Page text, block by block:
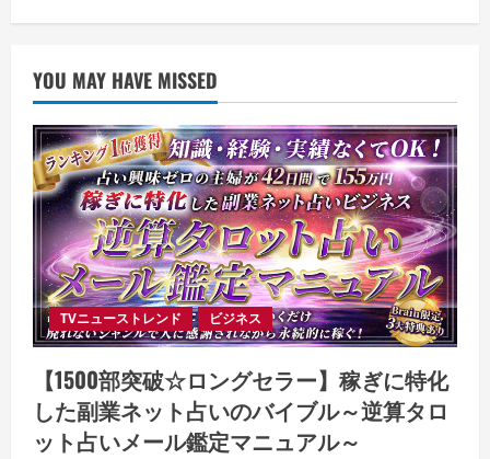
YOU MAY HAVE MISSED
TVニューストレンド ビジネス
【1500部突破☆ロングセラー】稼ぎに特化
した副業ネット占いのバイブル～逆算タロ
ット占いメール鑑定マニュアル～